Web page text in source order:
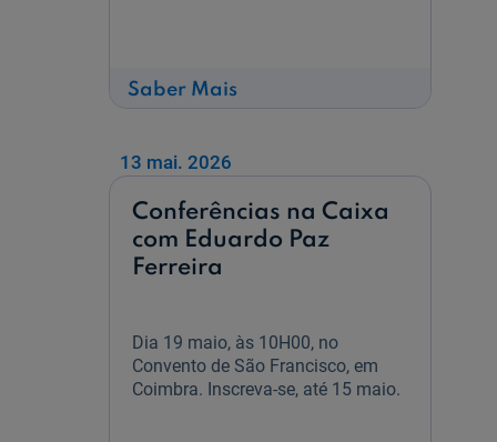
Saber Mais
Feira
Lisboa
13 mai. 2026
Conferências na Caixa
com Eduardo Paz
Ferreira
Dia 19 maio, às 10H00, no
Convento de São Francisco, em
Coimbra. Inscreva-se, até 15 maio.